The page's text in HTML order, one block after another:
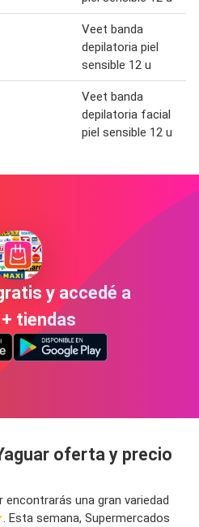
Veet banda
depilatoria piel
sensible 12 u
Veet banda
depilatoria facial
piel sensible 12 u
y accedé a
tiendas
oferta y precio
encontrarás una gran variedad
Esta semana, Supermercados